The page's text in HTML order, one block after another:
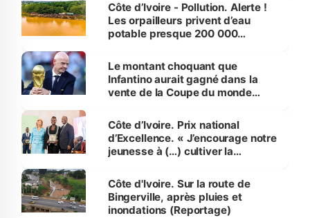
Côte d’Ivoire - Pollution. Alerte !
Les orpailleurs privent d’eau
potable presque 200 000
Le montant choquant que
Infantino aurait gagné dans la
vente de la Coupe du monde
Côte d’Ivoire. Prix national
d’Excellence. « J’encourage notre
jeunesse à (…) cultiver la
(Alassane Ouattara
Côte d'Ivoire. Sur la route de
Bingerville, après pluies et
inondations (Reportage)